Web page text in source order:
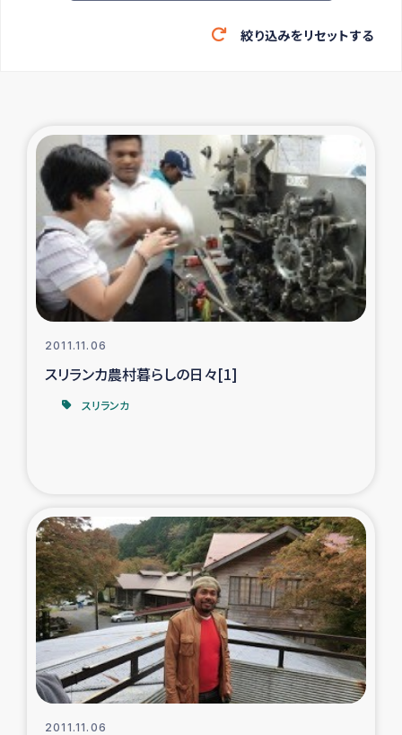
緊急救援の時代
東ティモール豪雨緊急支援
大雨による洪水被災者支援
カカオ生産者支援事業
シリア国内避難民・帰還民の生活再建支援
トルコにおけるシリア難民支援事業
インドネシア中部 スラウェシの地震・津波被災者支援
スリランカ 緊急人道支援
スリランカ南部洪水被災者支援
スリランカの南北女性をつなぐサリー・リサイクル・プロ
ジェクト
復興支援事業
絞り込みをリセットする
2011.11.06
スリランカ農村暮らしの日々[1]
スリランカ
2011.11.06